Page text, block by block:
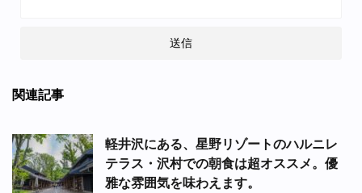
関連記事
軽井沢にある、星野リゾートのハルニレ
テラス・沢村での朝食は超オススメ。優
雅な雰囲気を味わえます。